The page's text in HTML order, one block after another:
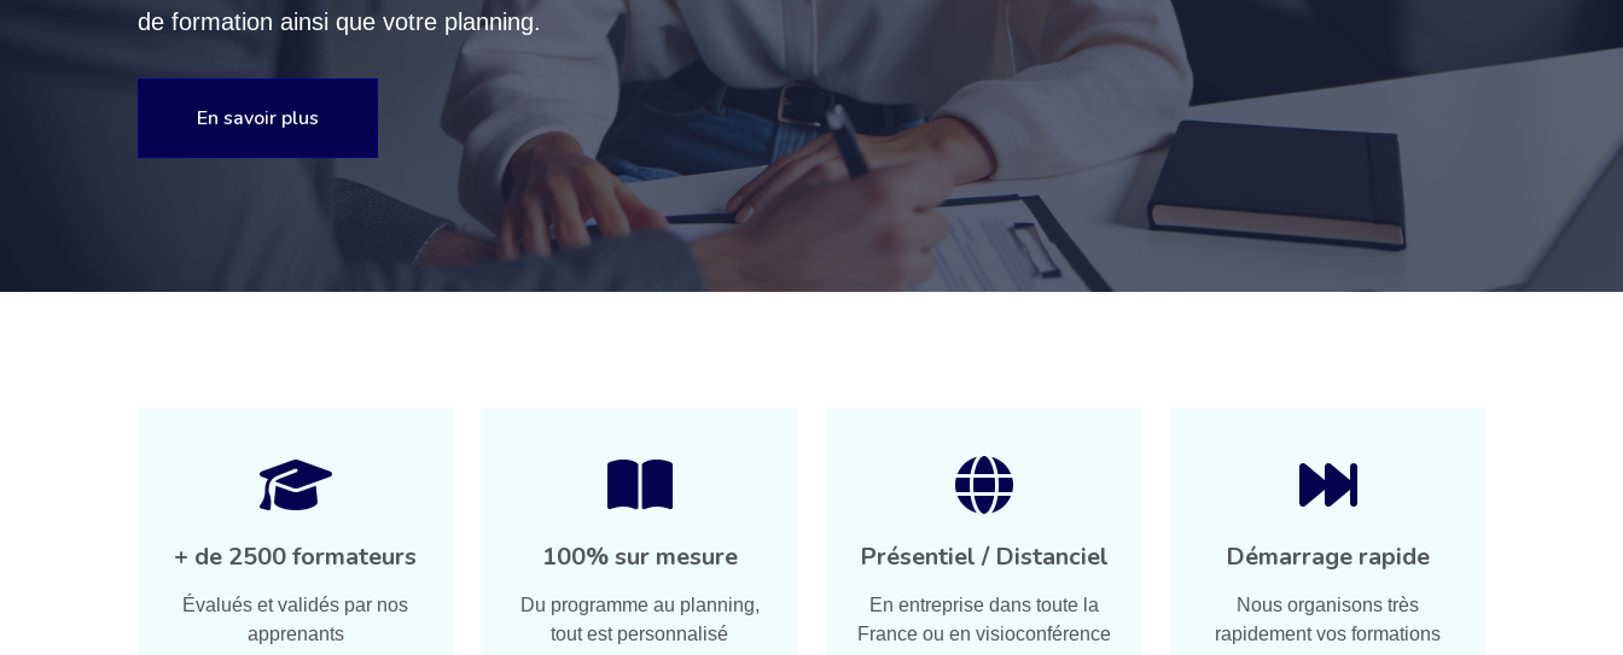
de formation ainsi que votre planning.
En savoir plus
+ de 2500 formateurs
Évalués et validés par nos
apprenants
100% sur mesure
Du programme au planning,
tout est personnalisé
Présentiel / Distanciel
En entreprise dans toute la
France ou en visioconférence
Démarrage rapide
Nous organisons très
rapidement vos formations